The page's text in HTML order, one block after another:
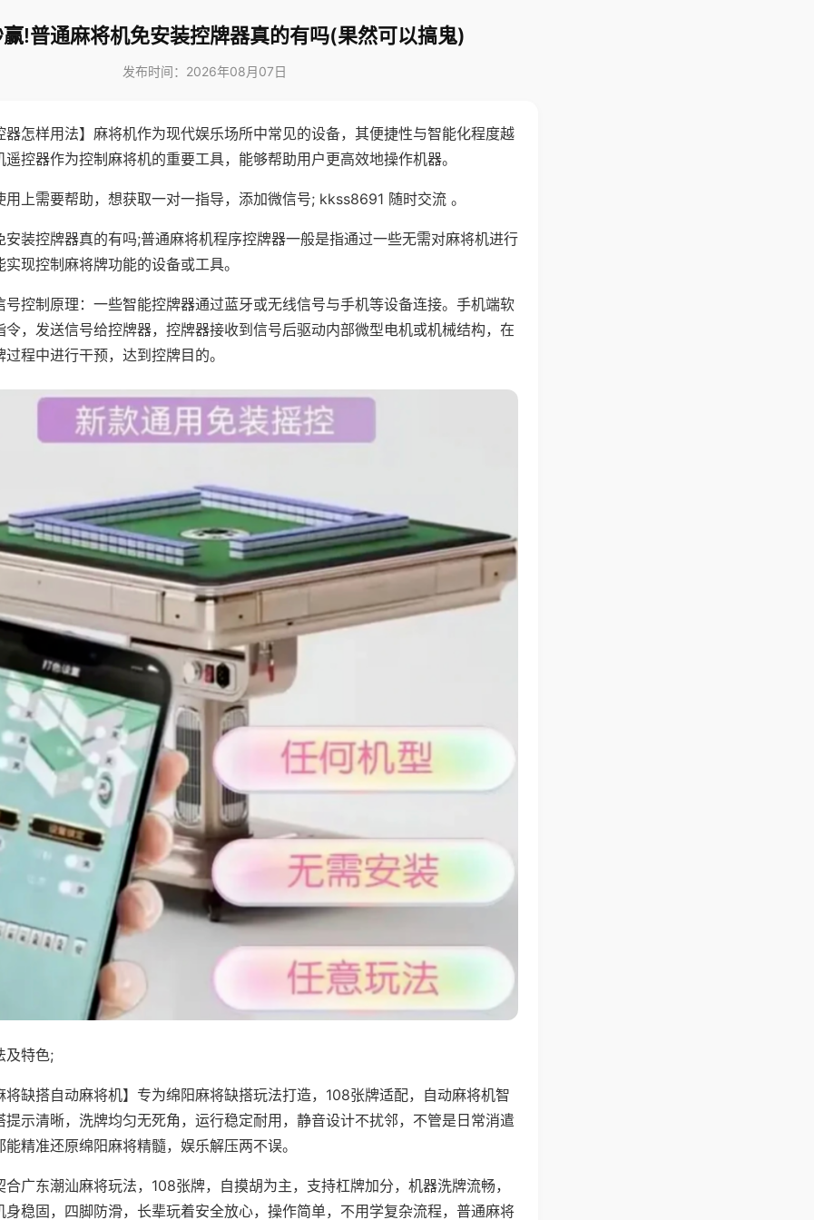
!普通麻将机免安装控牌器真的有吗(果然可以搞鬼)
发布时间：2026年08月07日
器怎样用法】麻将机作为现代娱乐场所中常见的设备，其便捷性与智能化程度越
控器作为控制麻将机的重要工具，能够帮助用户更高效地操作机器。
用上需要帮助，想获取一对一指导，添加微信号; kkss8691 随时交流 。
安装控牌器真的有吗;普通麻将机程序控牌器一般是指通过一些无需对麻将机进行
现控制麻将牌功能的设备或工具。
号控制原理：一些智能控牌器通过蓝牙或无线信号与手机等设备连接。手机端软
令，发送信号给控牌器，控牌器接收到信号后驱动内部微型电机或机械结构，在
程中进行干预，达到控牌目的。
及特色;
将缺搭自动麻将机】专为绵阳麻将缺搭玩法打造，108张牌适配，自动麻将机智
提示清晰，洗牌均匀无死角，运行稳定耐用，静音设计不扰邻，不管是日常消遣
精准还原绵阳麻将精髓，娱乐解压两不误。
合广东潮汕麻将玩法，108张牌，自摸胡为主，支持杠牌加分，机器洗牌流畅，
身稳固，四脚防滑，长辈玩着安全放心，操作简单，不用学复杂流程，普通麻将